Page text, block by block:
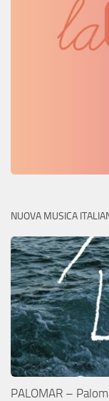
NUOVA MUSICA
PALOMAR –